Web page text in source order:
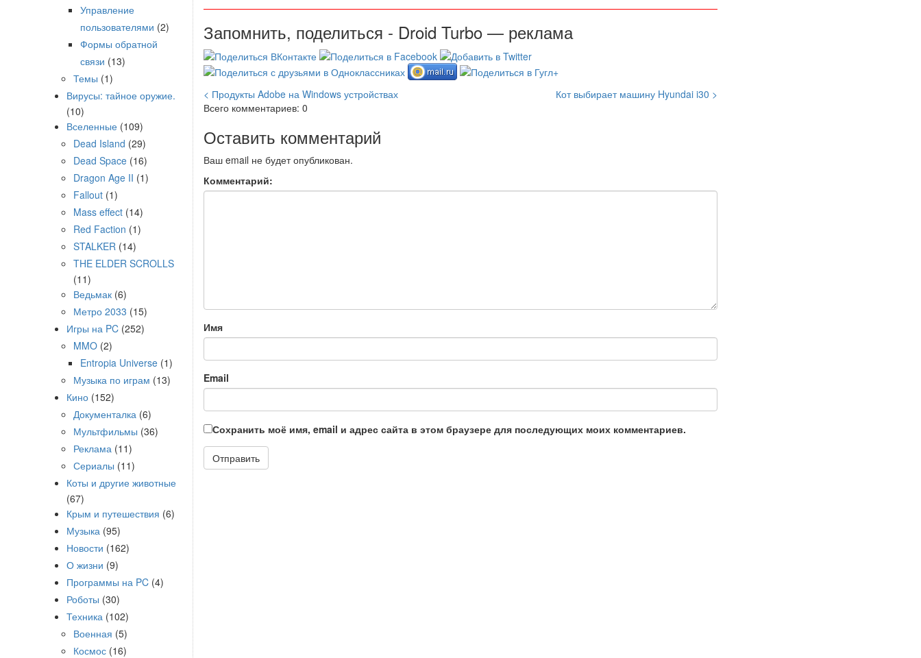
Запомнить, поделиться - Droid Turbo — реклама
< Продукты Adobe на Windows устройствах
Кот выбирает машину Hyundai i30 >
Всего комментариев: 0
Оставить комментарий
Ваш email не будет опубликован.
Комментарий:
Имя
Email
Сохранить моё имя, email и адрес сайта в этом браузере для последующих моих комментариев.
Управление
пользователями (2)
Формы обратной
связи (13)
Темы (1)
Вирусы: тайное оружие.
(10)
Вселенные (109)
Dead Island (29)
Dead Space (16)
Dragon Age II (1)
Fallout (1)
Mass effect (14)
Red Faction (1)
STALKER (14)
THE ELDER SCROLLS
(11)
Ведьмак (6)
Метро 2033 (15)
Игры на PC (252)
MMO (2)
Entropia Universe (1)
Музыка по играм (13)
Кино (152)
Документалка (6)
Мультфильмы (36)
Реклама (11)
Сериалы (11)
Коты и другие животные
(67)
Крым и путешествия (6)
Музыка (95)
Новости (162)
О жизни (9)
Программы на PC (4)
Роботы (30)
Техника (102)
Военная (5)
Космос (16)